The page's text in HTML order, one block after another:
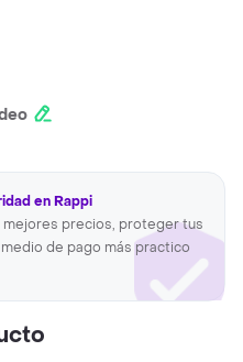
en Rappi
precios, proteger tus
de pago más practico